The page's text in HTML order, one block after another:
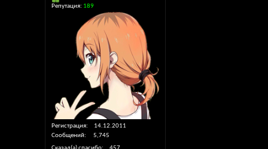
Репутация: 189
Регистрация
14.12.2011
Сообщений
5,745